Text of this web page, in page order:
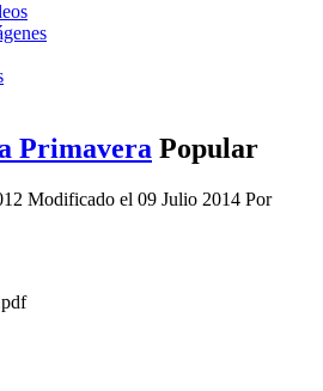
Primavera Popular
Modificado el 09 Julio 2014 Por